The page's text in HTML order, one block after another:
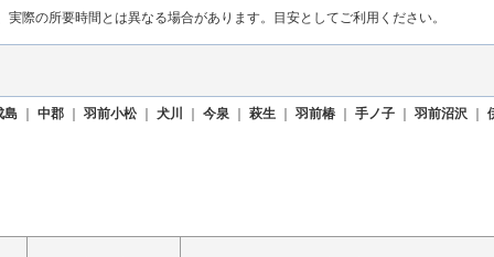
際の所要時間とは異なる場合があります。目安としてご利用ください。
島 ｜ 中郡 ｜ 羽前小松 ｜ 犬川 ｜ 今泉 ｜ 萩生 ｜ 羽前椿 ｜ 手ノ子 ｜ 羽前沼沢 ｜